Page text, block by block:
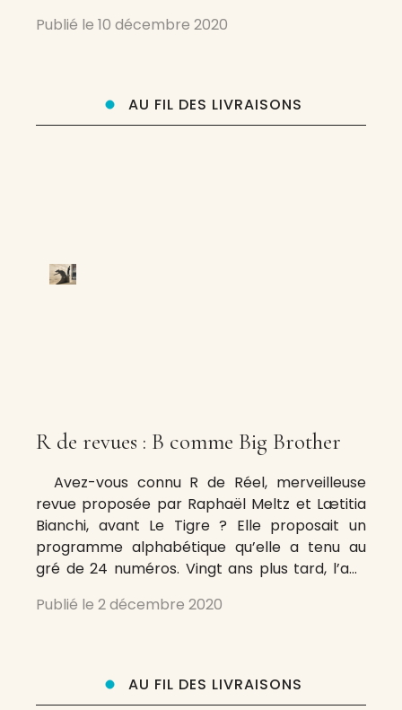
appliqué aux revues dont il extraira, dans les
Publié le 10 décembre 2020
AU FIL DES LIVRAISONS
R de revues : B comme Big Brother
Avez-vous connu R de Réel, merveilleuse
revue proposée par Raphaël Meltz et Lætitia
Bianchi, avant Le Tigre ? Elle proposait un
programme alphabétique qu’elle a tenu au
gré de 24 numéros. Vingt ans plus tard, l’ami
appliqué aux revues dont il extraira, dans les
Publié le 2 décembre 2020
AU FIL DES LIVRAISONS